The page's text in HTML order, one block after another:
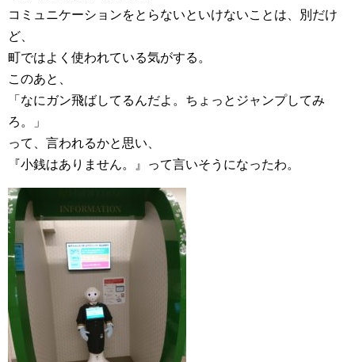
コミュニケーションをとらないといけないことは、別だけ
ど、
町ではよく使われている気がする。
このあと、
「なにガン飛ばしてるんだよ。ちょっとジャンプしてみ
ろ。」
って、言われるかと思い、
『小銭はありません。』って言いそうになったわ。